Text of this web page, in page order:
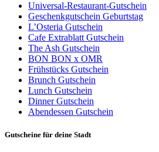
Universal-Restaurant-Gutschein
Geschenkgutschein Geburtstag
L’Osteria Gutschein
Cafe Extrablatt Gutschein
The Ash Gutschein
BON BON x OMR
Frühstücks Gutschein
Brunch Gutschein
Lunch Gutschein
Dinner Gutschein
Abendessen Gutschein
Gutscheine für deine Stadt